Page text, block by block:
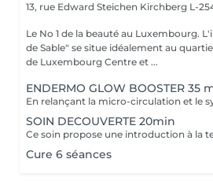
13, rue Edward Steichen Kirchberg L-
Le No 1 de la beauté au Luxembourg.
de Sable" se situe idéalement au
de Luxembourg Centre et ...
ENDERMO GLOW BOOSTER 35
SOIN DECOUVERTE 20min
Cure 6 séances